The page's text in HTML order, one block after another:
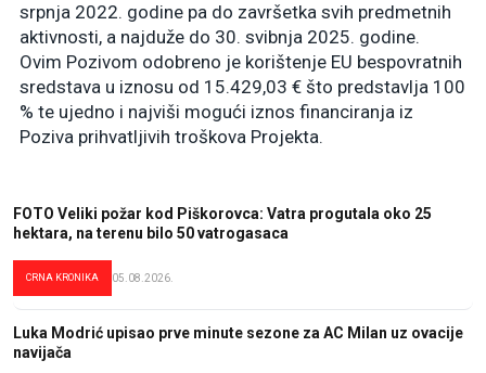
srpnja 2022. godine pa do završetka svih predmetnih
aktivnosti, a najduže do 30. svibnja 2025. godine.
Ovim Pozivom odobreno je korištenje EU bespovratnih
sredstava u iznosu od 15.429,03 € što predstavlja 100
% te ujedno i najviši mogući iznos financiranja iz
Poziva prihvatljivih troškova Projekta.
FOTO Veliki požar kod Piškorovca: Vatra progutala oko 25
hektara, na terenu bilo 50 vatrogasaca
CRNA KRONIKA 05.08.2026.
Luka Modrić upisao prve minute sezone za AC Milan uz ovacije
navijača